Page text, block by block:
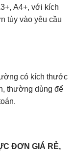
A4+, với kích
tùy vào yêu cầu
có kích thước
thường dùng để
ĐƠN GIÁ RẺ,